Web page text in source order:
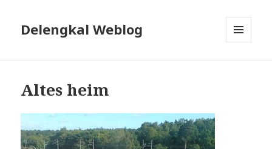
Delengkal Weblog
Altes heim